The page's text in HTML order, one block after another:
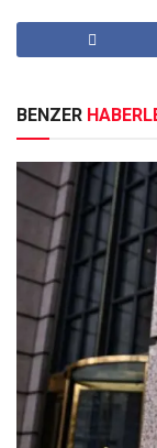
BENZER